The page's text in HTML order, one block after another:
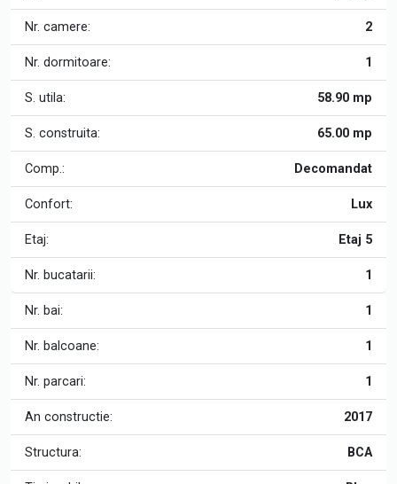
Nr. camere: 2
Nr. dormitoare: 1
S. utila: 58.90 mp
S. construita: 65.00 mp
Comp.: Decomandat
Confort: Lux
Etaj: Etaj 5
Nr. bucatarii: 1
Nr. bai: 1
Nr. balcoane: 1
Nr. parcari: 1
An constructie: 2017
Structura: BCA